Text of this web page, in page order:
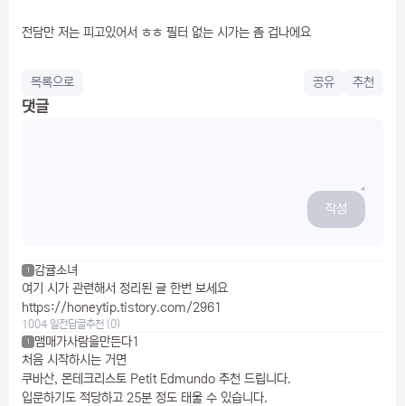
전담만 저는 피고있어서 ㅎㅎ 필터 없는 시가는 좀 겁나에요
목록으로 공유 추천
댓글
작성
1
감귤소녀
여기 시가 관련해서 정리된 글 한번 보세요
https://honeytip.tistory.com/2961
1004 일전답글추천 (0)
1
맴매가사람을만든다1
처음 시작하시는 거면
쿠바산, 몬테크리스토 Petit Edmundo 추천 드립니다.
입문하기도 적당하고 25분 정도 태울 수 있습니다.